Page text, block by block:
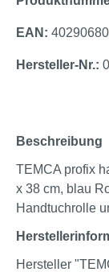
EAN:
Hersteller-Nr.:
Beschreibung
TEMCA profix
x 38 cm, blau
Handtuchrolle
Hersteller